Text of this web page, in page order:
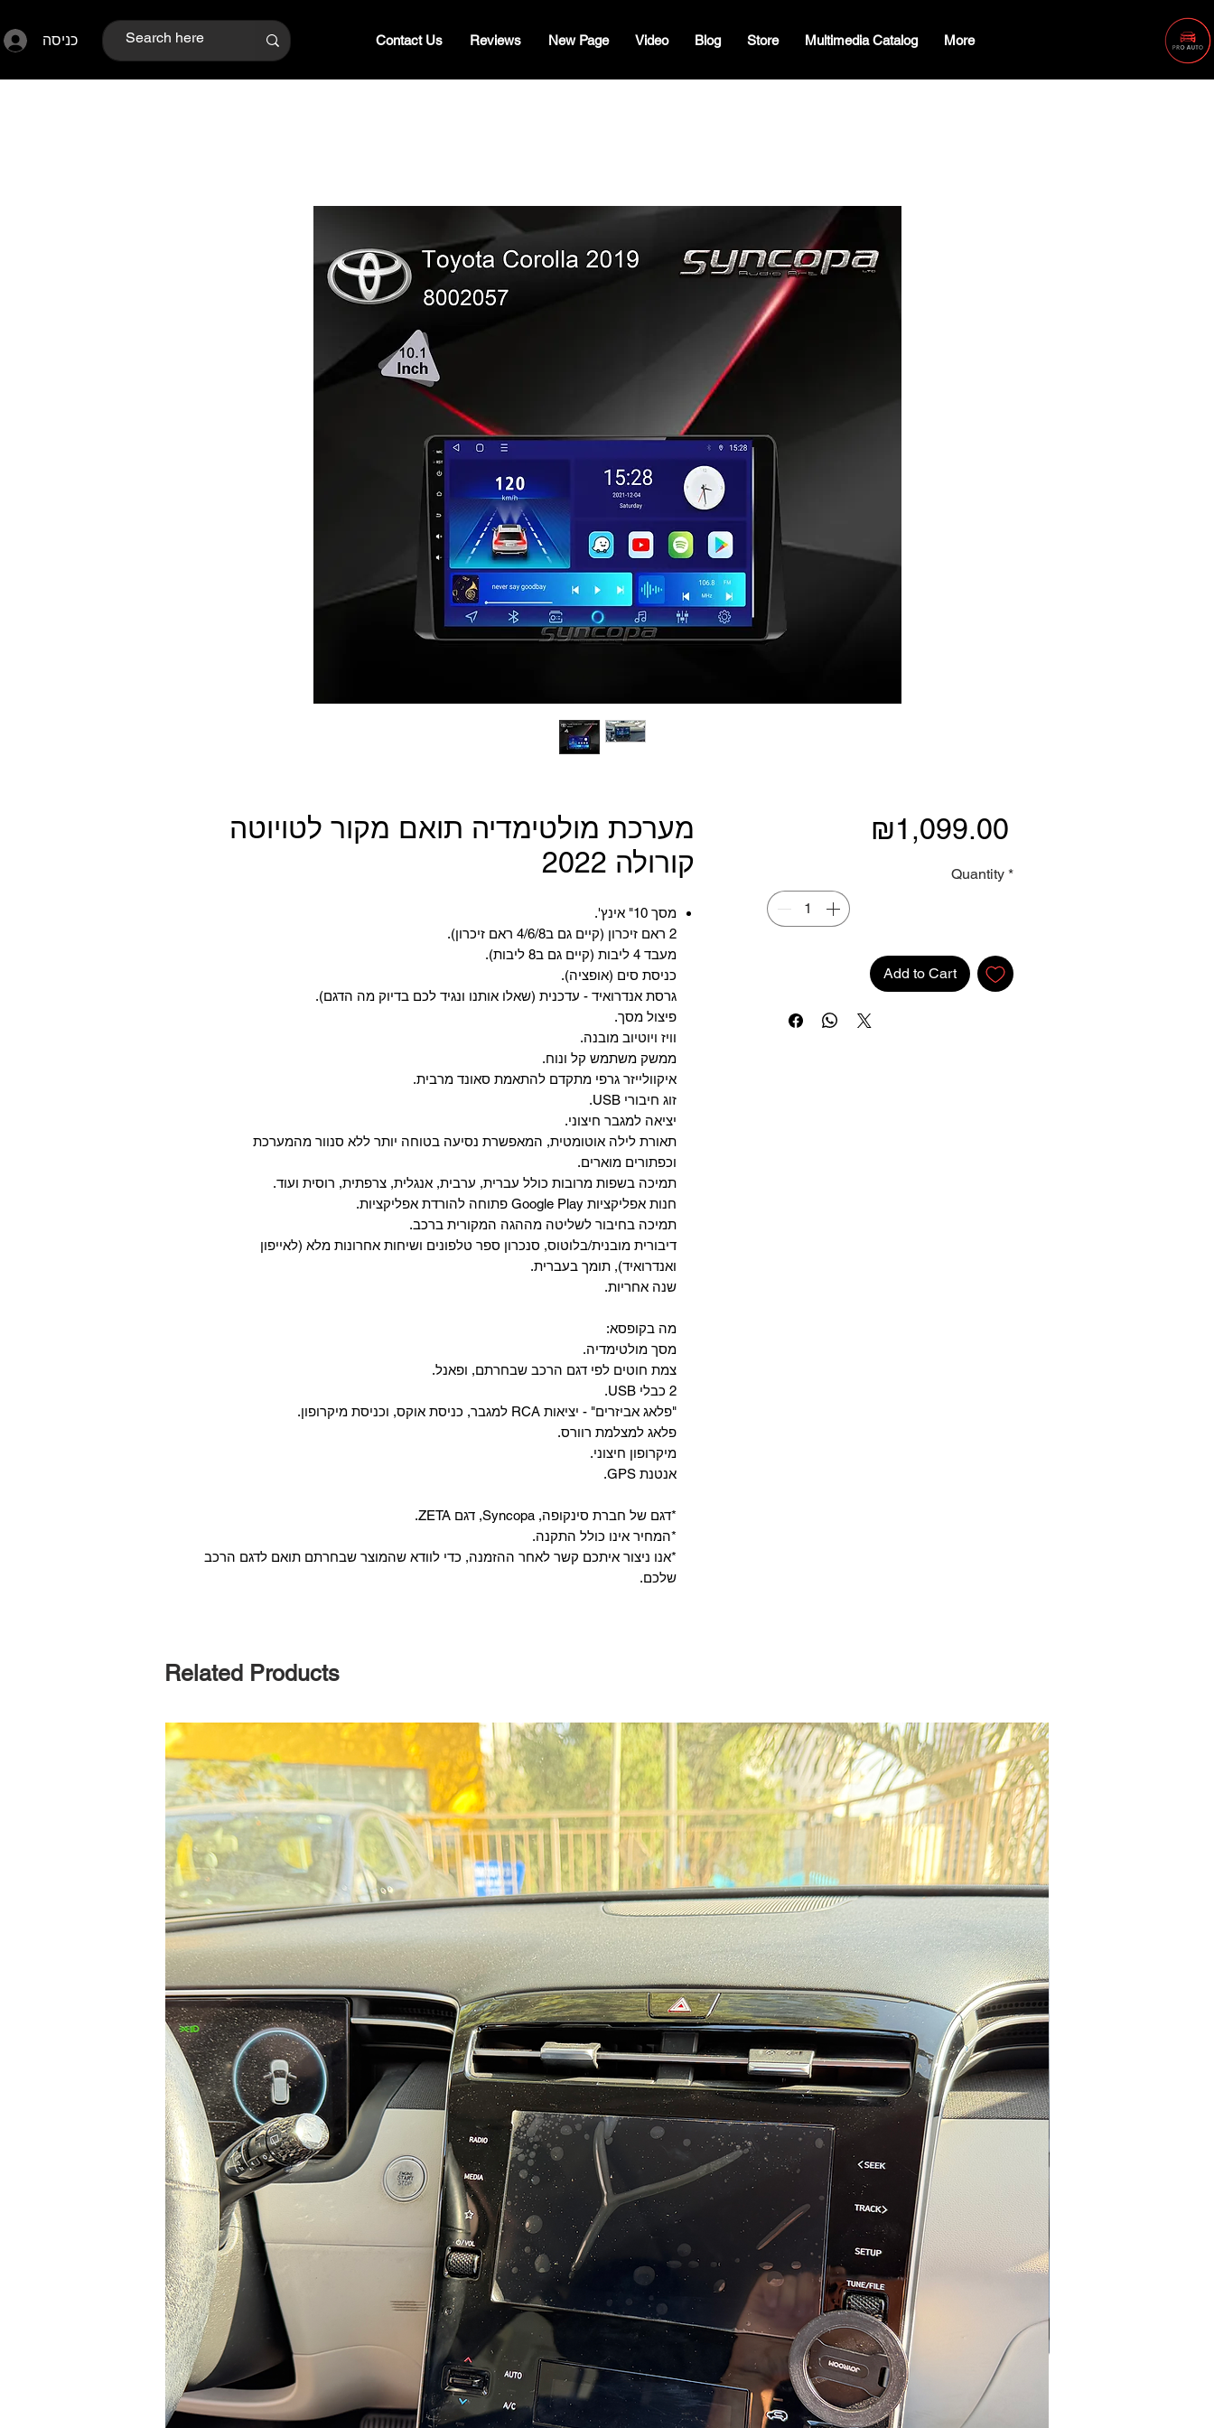
כניסה Contact Us Reviews New Page Video Blog Store Multimedia Catalog More
מערכת מולטימדיה תואם מקור לטויוטה
קורולה 2022
מסך 10" אינץ'.
2 ראם זיכרון (קיים גם ב4/6/8 ראם זיכרון).
מעבד 4 ליבות (קיים גם ב8 ליבות).
כניסת סים (אופציה).
גרסת אנדרואיד - עדכנית (שאלו אותנו ונגיד לכם בדיוק מה הדגם).
פיצול מסך.
וויז ויוטיוב מובנה.
ממשק משתמש קל ונוח.
איקוולייזר גרפי מתקדם להתאמת סאונד מרבית.
זוג חיבורי USB.
יציאה למגבר חיצוני.
תאורת לילה אוטומטית, המאפשרת נסיעה בטוחה יותר ללא סנוור מהמערכת
וכפתורים מוארים.
תמיכה בשפות מרובות כולל עברית, ערבית, אנגלית, צרפתית, רוסית ועוד.
‏חנות אפליקציות Google Play פתוחה להורדת אפליקציות.
‏תמיכה בחיבור לשליטה מההגה המקורית ברכב.
‏דיבורית מובנית/בלוטוס, ‏סנכרון ספר טלפונים ושיחות אחרונות מלא (לאייפון
ואנדרואיד), תומך בעברית.
שנה אחריות.
מה בקופסא:
מסך מולטימדיה.
צמת חוטים לפי דגם הרכב שבחרתם, ופאנל.
2 כבלי USB.
"פלאג אביזרים" - יציאות RCA למגבר, כניסת אוקס, וכניסת מיקרופון.
פלאג למצלמת רוורס.
מיקרופון חיצוני.
אנטנת GPS.
*דגם של חברת סינקופה, Syncopa, דגם ZETA.
*המחיר אינו כולל התקנה.
*אנו ניצור איתכם קשר לאחר ההזמנה, כדי לוודא שהמוצר שבחרתם תואם לדגם הרכב
שלכם.
₪1,099.00
Quantity *
Add to Cart
Related Products